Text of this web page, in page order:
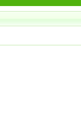
行开户 香港公司 商标注册